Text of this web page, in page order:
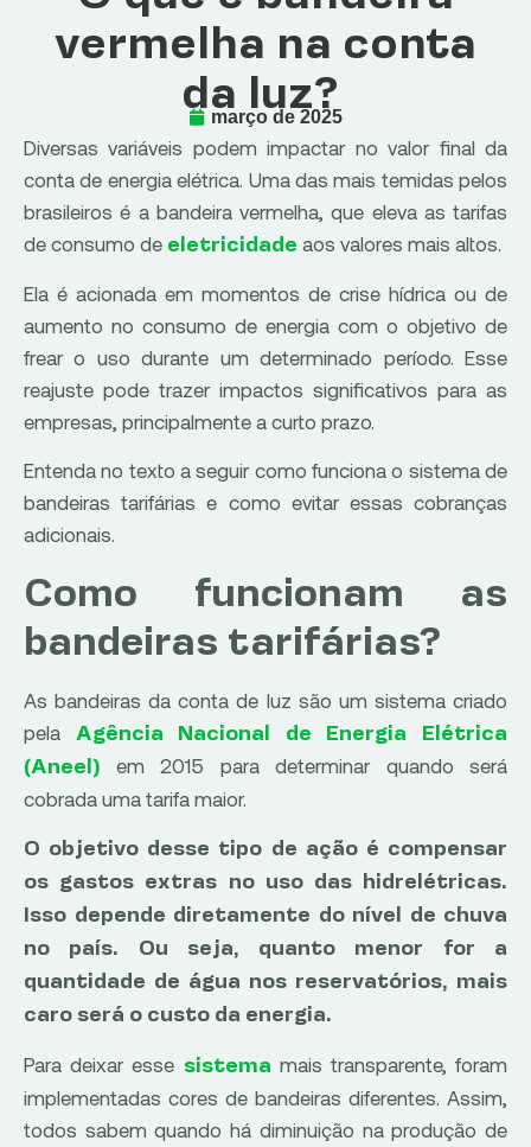
vermelha na conta
da luz?
março de 2025
Diversas variáveis podem impactar no valor final da
conta de energia elétrica. Uma das mais temidas pelos
brasileiros é a bandeira vermelha, que eleva as tarifas
de consumo de eletricidade aos valores mais altos.
Ela é acionada em momentos de crise hídrica ou de
aumento no consumo de energia com o objetivo de
frear o uso durante um determinado período. Esse
reajuste pode trazer impactos significativos para as
empresas, principalmente a curto prazo.
Entenda no texto a seguir como funciona o sistema de
bandeiras tarifárias e como evitar essas cobranças
adicionais.
Como funcionam as
bandeiras tarifárias?
As bandeiras da conta de luz são um sistema criado
pela Agência Nacional de Energia Elétrica
(Aneel) em 2015 para determinar quando será
cobrada uma tarifa maior.
O objetivo desse tipo de ação é compensar
os gastos extras no uso das hidrelétricas.
Isso depende diretamente do nível de chuva
no país. Ou seja, quanto menor for a
quantidade de água nos reservatórios, mais
caro será o custo da energia.
Para deixar esse sistema mais transparente, foram
implementadas cores de bandeiras diferentes. Assim,
todos sabem quando há diminuição na produção de